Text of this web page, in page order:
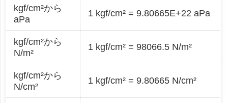
kgf/cm²から
aPa
1 kgf/cm² = 9.80665E+22 aPa
kgf/cm²から
N/m²
1 kgf/cm² = 98066.5 N/m²
kgf/cm²から
N/cm²
1 kgf/cm² = 9.80665 N/cm²